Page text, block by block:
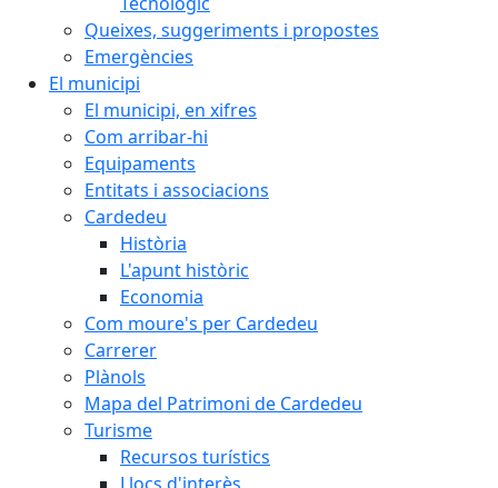
Queixes, suggeriments i propostes
Emergències
El municipi
El municipi, en xifres
Com arribar-hi
Equipaments
Entitats i associacions
Cardedeu
Història
L'apunt històric
Economia
Com moure's per Cardedeu
Carrerer
Plànols
Mapa del Patrimoni de Cardedeu
Turisme
Recursos turístics